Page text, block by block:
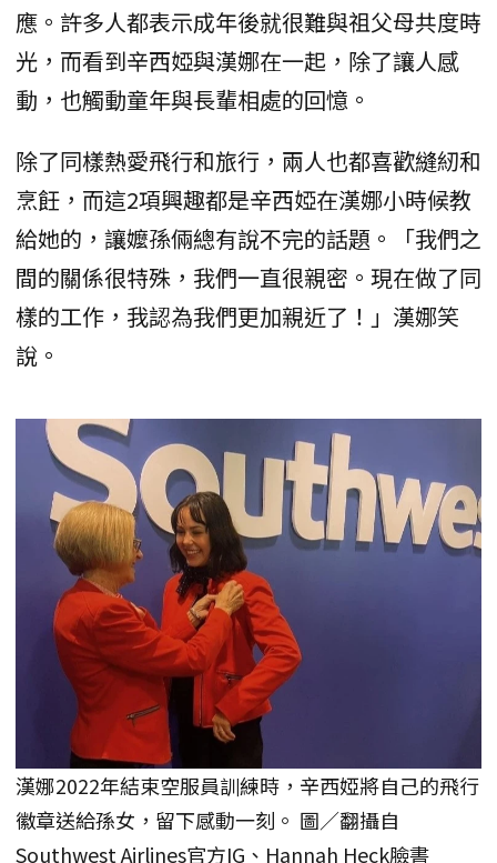
應。許多人都表示成年後就很難與祖父母共度時
光，而看到辛西婭與漢娜在一起，除了讓人感
動，也觸動童年與長輩相處的回憶。
除了同樣熱愛飛行和旅行，兩人也都喜歡縫紉和
烹飪，而這2項興趣都是辛西婭在漢娜小時候教
給她的，讓嬤孫倆總有說不完的話題。「我們之
間的關係很特殊，我們一直很親密。現在做了同
樣的工作，我認為我們更加親近了！」漢娜笑
說。
漢娜2022年結束空服員訓練時，辛西婭將自己的飛行
徽章送給孫女，留下感動一刻。 圖／翻攝自
Southwest Airlines官方IG、Hannah Heck臉書